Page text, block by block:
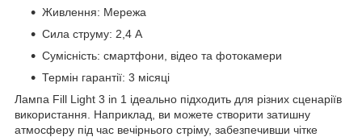
Живлення: Мережа
Сила струму: 2,4 А
Сумісність: смартфони, відео та фотокамери
Термін гарантії: 3 місяці
Лампа Fill Light 3 in 1 ідеально підходить для різних сценаріїв
використання. Наприклад, ви можете створити затишну
атмосферу під час вечірнього стріму, забезпечивши чітке